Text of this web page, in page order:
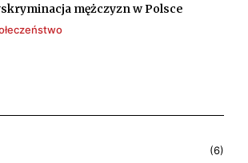
mężczyzn w Polsce
(6)